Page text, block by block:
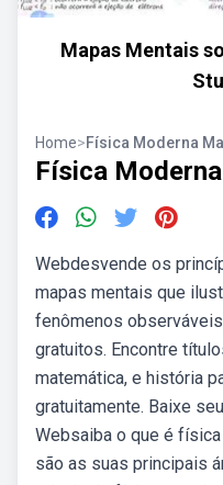
Mapas Mentais
Home>Física Moderna
Física
Webdesvende os
mapas mentais que
fenômenos
gratuitos. Encontre
matemática, e história
gratuitamente. Baixe
Websaiba o que é
são as suas principais